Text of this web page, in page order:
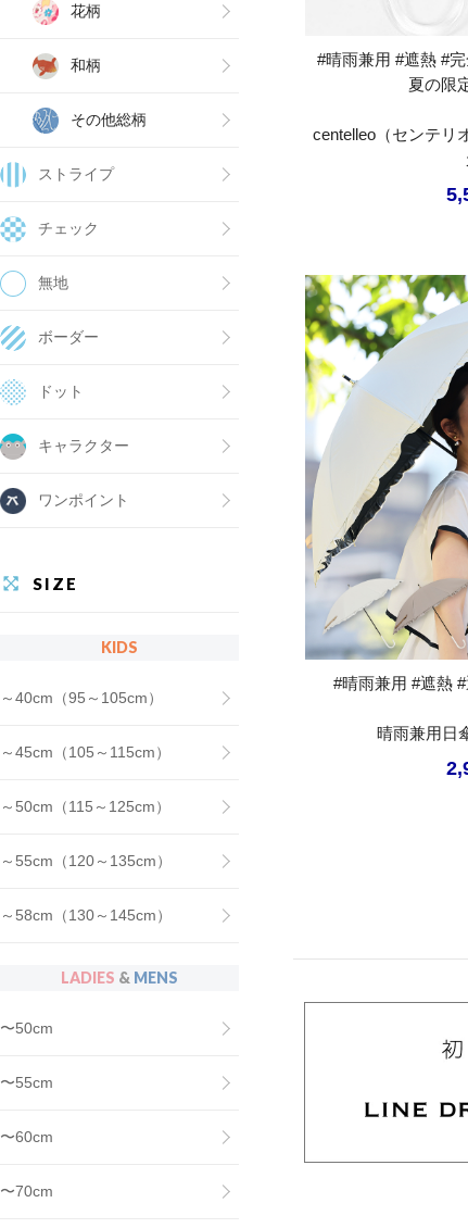
花柄
和柄
その他総柄
ストライプ
チェック
無地
ボーダー
ドット
キャラクター
ワンポイント
SIZE
KIDS
～40cm（95～105cm）
～45cm（105～115cm）
～50cm（115～125cm）
～55cm（120～135cm）
～58cm（130～145cm）
LADIES & MENS
〜50cm
〜55cm
〜60cm
〜70cm
#晴雨兼用 #遮熱 #
夏の限
centelleo（センテリ
#晴雨兼用 #遮熱
晴雨兼用日